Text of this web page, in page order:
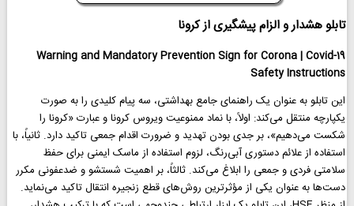
تابلو هشدار و الزام پیشگیری از کرونا
Warning and Mandatory Prevention Sign for Corona | Covid-19
Safety Instructions
این تابلو به عنوان یک راهنمای جامع بهداشتی، سه پیام کلیدی را به صورت
یکپارچه منتقل می‌کند: اولاً، با نماد ممنوعیت ویروس کرونا و عبارت «کرونا را
شکست می‌دهیم»، بر جدی بودن تهدید و ضرورت اقدام جمعی تاکید دارد. ثانیاً، با
استفاده از علائم دستوری آبی‌رنگ، لزوم استفاده از ماسک ایمنی برای حفظ
سلامتی فردی و جمعی را ابلاغ می‌کند. ثالثاً، بر اهمیت شستشو و ضدعفونی مکرر
دست‌ها به عنوان یکی از مؤثرترین روش‌های قطع زنجیره انتقال تاکید می‌نماید.